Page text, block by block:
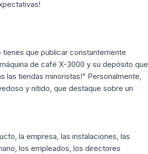
tienes que publicar constantemente
de café X-3000 y su depósito que
las tiendas minoristas!" Personalmente,
y nítido, que destaque sobre un
la empresa, las instalaciones, las
los empleados, los directores